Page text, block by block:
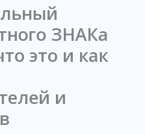
ЗНАКа
это и как
и